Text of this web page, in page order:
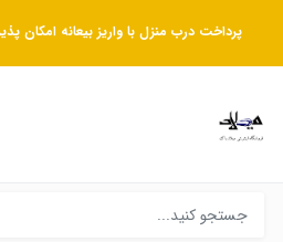
پرداخت درب منزل با واریز بیعانه امکان